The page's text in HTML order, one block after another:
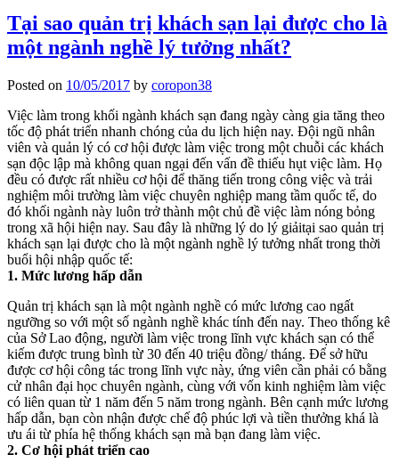
Tại sao quản trị khách sạn lại được cho là
một ngành nghề lý tưởng nhất?
Posted on 10/05/2017 by coropon38
Việc làm trong khối ngành khách sạn đang ngày càng gia tăng theo
tốc độ phát triển nhanh chóng của du lịch hiện nay. Đội ngũ nhân
viên và quản lý có cơ hội được làm việc trong một chuỗi các khách
sạn độc lập mà không quan ngại đến vấn đề thiếu hụt việc làm. Họ
đều có được rất nhiều cơ hội để thăng tiến trong công việc và trải
nghiệm môi trường làm việc chuyên nghiệp mang tầm quốc tế, do
đó khối ngành này luôn trở thành một chủ đề việc làm nóng bỏng
trong xã hội hiện nay. Sau đây là những lý do lý giảitại sao quản trị
khách sạn lại được cho là một ngành nghề lý tưởng nhất trong thời
buổi hội nhập quốc tế:
1. Mức lương hấp dẫn
Quản trị khách sạn là một ngành nghề có mức lương cao ngất
ngưỡng so với một số ngành nghề khác tính đến nay. Theo thống kê
của Sở Lao động, người làm việc trong lĩnh vực khách sạn có thể
kiếm được trung bình từ 30 đến 40 triệu đồng/ tháng. Để sở hữu
được cơ hội công tác trong lĩnh vực này, ứng viên cần phải có bằng
cử nhân đại học chuyên ngành, cùng với vốn kinh nghiệm làm việc
có liên quan từ 1 năm đến 5 năm trong ngành. Bên cạnh mức lương
hấp dẫn, bạn còn nhận được chế độ phúc lợi và tiền thưởng khá là
ưu ái từ phía hệ thống khách sạn mà bạn đang làm việc.
2. Cơ hội phát triển cao